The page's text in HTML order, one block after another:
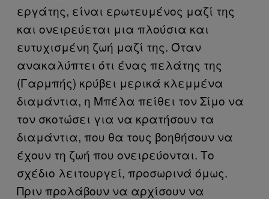
εργάτης, είναι ερωτευμένος μαζί της
και ονειρεύεται μια πλούσια και
ευτυχισμένη ζωή μαζί της. Όταν
ανακαλύπτει ότι ένας πελάτης της
(Γαρμπής) κρύβει μερικά κλεμμένα
διαμάντια, η Μπέλα πείθει τον Σίμο να
τον σκοτώσει για να κρατήσουν τα
διαμάντια, που θα τους βοηθήσουν να
έχουν τη ζωή που ονειρεύονται. Το
σχέδιο λειτουργεί, προσωρινά όμως.
Πριν προλάβουν να αρχίσουν να